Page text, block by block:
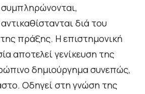
διά του
πράξης. Η επιστημονική
αποτελεί γενίκευση της
δημιούργημα συνεπώς,
Οδηγεί στη γνώση της